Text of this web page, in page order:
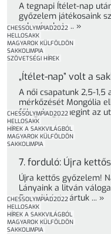
A tegnapi Ítélet-nap
győzelem játékosaink
szlovénokat, ... »
CHESSOLYMPIAD2022
HELLOSAKK
MAGYAROK KÜLFÖLDÖN
SAKKOLIMPIA
SZÖVETSÉGI HÍREK
„Ítélet-nap” volt a
A női csapatunk 2,5-
mérkőzését Mongólia
CHESSOLYMPIAD2022
HELLOSAKK
HÍREK A SAKKVILÁGBÓL
MAGYAROK KÜLFÖLDÖN
SAKKOLIMPIA
7. forduló: Újra
Újra kettős győzelem!
Lányaink a litván
Favoritként vártuk ... »
CHESSOLYMPIAD2022
HELLOSAKK
HÍREK A SAKKVILÁGBÓL
MAGYAROK KÜLFÖLDÖN
SAKKOLIMPIA